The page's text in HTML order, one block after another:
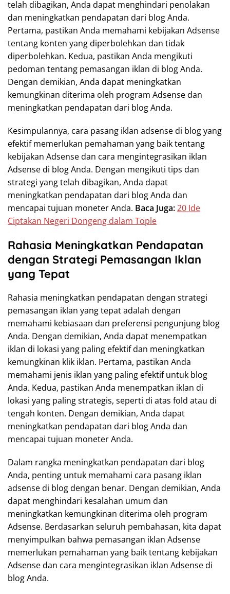
telah dibagikan, Anda dapat menghindari penolakan
dan meningkatkan pendapatan dari blog Anda.
Pertama, pastikan Anda memahami kebijakan Adsense
tentang konten yang diperbolehkan dan tidak
diperbolehkan. Kedua, pastikan Anda mengikuti
pedoman tentang pemasangan iklan di blog Anda.
Dengan demikian, Anda dapat meningkatkan
kemungkinan diterima oleh program Adsense dan
meningkatkan pendapatan dari blog Anda.
Kesimpulannya, cara pasang iklan adsense di blog yang
efektif memerlukan pemahaman yang baik tentang
kebijakan Adsense dan cara mengintegrasikan iklan
Adsense di blog Anda. Dengan mengikuti tips dan
strategi yang telah dibagikan, Anda dapat
meningkatkan pendapatan dari blog Anda dan
mencapai tujuan moneter Anda. Baca Juga:20 Ide
Ciptakan Negeri Dongeng dalam Tople
Rahasia Meningkatkan Pendapatan
dengan Strategi Pemasangan Iklan
yang Tepat
Rahasia meningkatkan pendapatan dengan strategi
pemasangan iklan yang tepat adalah dengan
memahami kebiasaan dan preferensi pengunjung blog
Anda. Dengan demikian, Anda dapat menempatkan
iklan di lokasi yang paling efektif dan meningkatkan
kemungkinan klik iklan. Pertama, pastikan Anda
memahami jenis iklan yang paling efektif untuk blog
Anda. Kedua, pastikan Anda menempatkan iklan di
lokasi yang paling strategis, seperti di atas fold atau di
tengah konten. Dengan demikian, Anda dapat
meningkatkan pendapatan dari blog Anda dan
mencapai tujuan moneter Anda.
Dalam rangka meningkatkan pendapatan dari blog
Anda, penting untuk memahami cara pasang iklan
adsense di blog dengan benar. Dengan demikian, Anda
dapat menghindari kesalahan umum dan
meningkatkan kemungkinan diterima oleh program
Adsense. Berdasarkan seluruh pembahasan, kita dapat
menyimpulkan bahwa pemasangan iklan Adsense
memerlukan pemahaman yang baik tentang kebijakan
Adsense dan cara mengintegrasikan iklan Adsense di
blog Anda.